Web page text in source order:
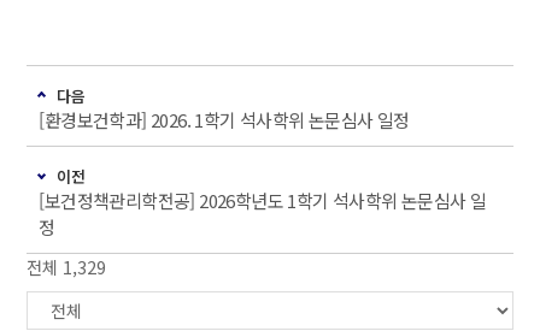
다음
[환경보건학과] 2026. 1학기 석사학위 논문심사 일정
이전
[보건정책관리학전공] 2026학년도 1학기 석사학위 논문심사 일
정
전체 1,329